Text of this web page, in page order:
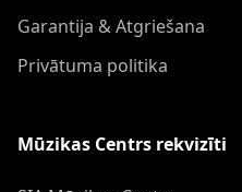
Garantija & Atgriešana
Privātuma politika
Mūzikas Centrs rekvizīti